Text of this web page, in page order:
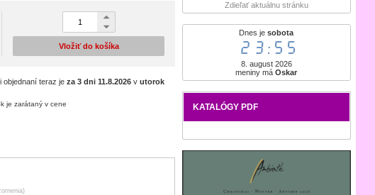
Zdieľať aktuálnu stránku
Dnes jesobota
23:55
8. august 2026
meniny máOskar
KATALÓGY PDF
Vložiť do košíka
objednaní teraz je za 3 dni 11.8.2026v utorok
je zarátaný v cene